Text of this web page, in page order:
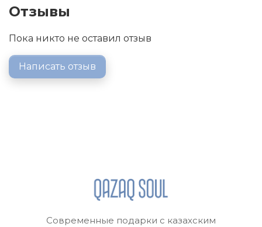
купальник не только красивым, но и
Высокое качество ткани, прочные швы и
выбором для маленьких модниц.
Отзывы
Пока никто не оставил отзыв
Написать отзыв
Современные подарки с казахским